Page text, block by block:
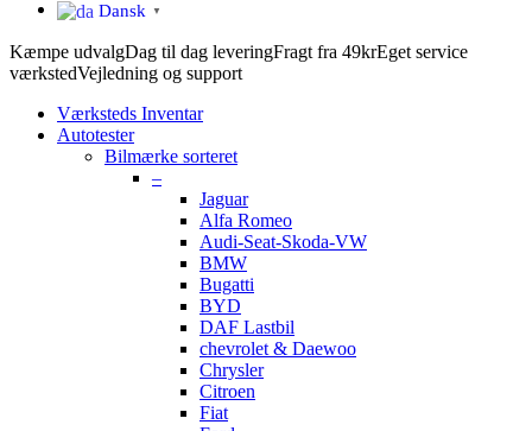
Dansk ▼
Kæmpe udvalgDag til dag leveringFragt fra 49krEget service
værkstedVejledning og support
Værksteds Inventar
Autotester
Bilmærke sorteret
–
Jaguar
Alfa Romeo
Audi-Seat-Skoda-VW
BMW
Bugatti
BYD
DAF Lastbil
chevrolet & Daewoo
Chrysler
Citroen
Fiat